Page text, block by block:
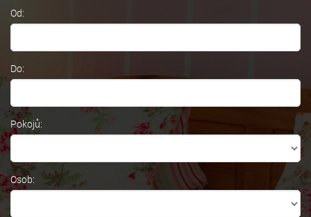
Od:
Do:
Pokojů:
Osob: